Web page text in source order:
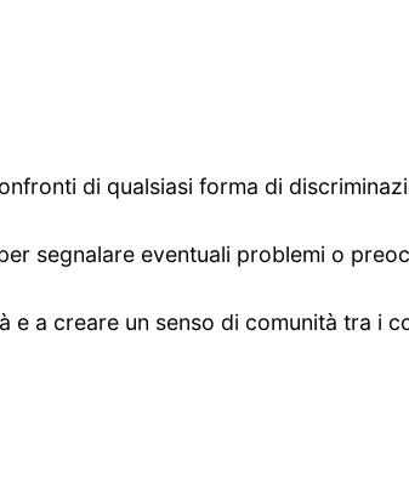
di qualsiasi forma di
segnalare eventuali problemi o
e a creare un senso di comunità tra i